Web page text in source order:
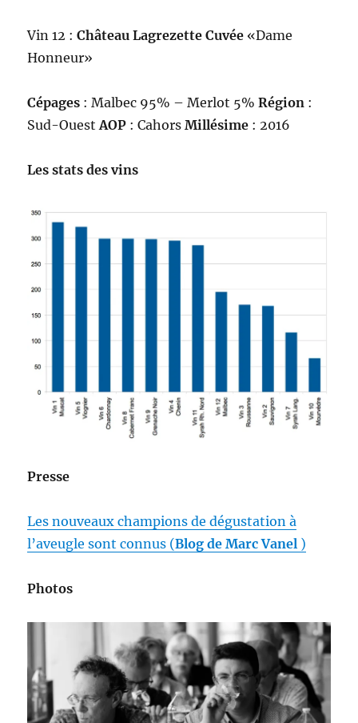
Vin 12 :Château Lagrezette Cuvée «Dame
Honneur»
Cépages : Malbec 95% – Merlot 5%Région :
Sud-OuestAOP : CahorsMillésime : 2016
Les stats des vins
Presse
Les nouveaux champions de dégustation à
l’aveugle sont connus (Blog de Marc Vanel )
Photos